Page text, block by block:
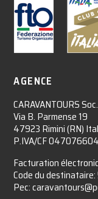
AGENCE
CARAVANTOURS
Via B. Parmense 19
47923 Rimini (RN)
P.IVA/CF
Facturation
Code du destinataire:
Pec: